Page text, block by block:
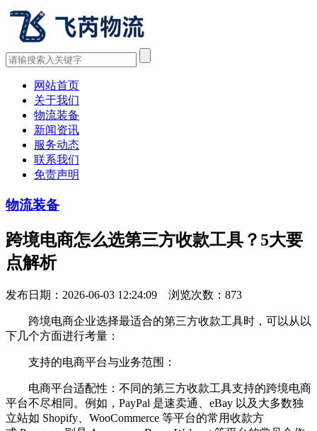
网站首页
关于我们
物流装备
新闻资讯
服务动态
联系我们
免责声明
物流装备
跨境电商怎么选第三方收款工具？5大要
点解析
发布日期：2026-06-03 12:24:09 浏览次数： 873
跨境电商企业选择最适合的第三方收款工具时，可以从以
下几个方面进行考量：
支持的电商平台与业务范围：
电商平台适配性：不同的第三方收款工具支持的跨境电商
平台不尽相同。例如，PayPal 是速卖通、eBay 以及大多数独
立站如 Shopify、WooCommerce 等平台的常用收款方